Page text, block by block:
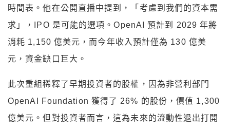
時間表。他在公開直播中提到，「考慮到我們的資本需
求」，IPO 是可能的選項。OpenAI 預計到 2029 年將
消耗 1,150 億美元，而今年收入預計僅為 130 億美
元，資金缺口巨大。
此次重組稀釋了早期投資者的股權，因為非營利部門
OpenAI Foundation 獲得了 26% 的股份，價值 1,300
億美元。但對投資者而言，這為未來的流動性退出打開